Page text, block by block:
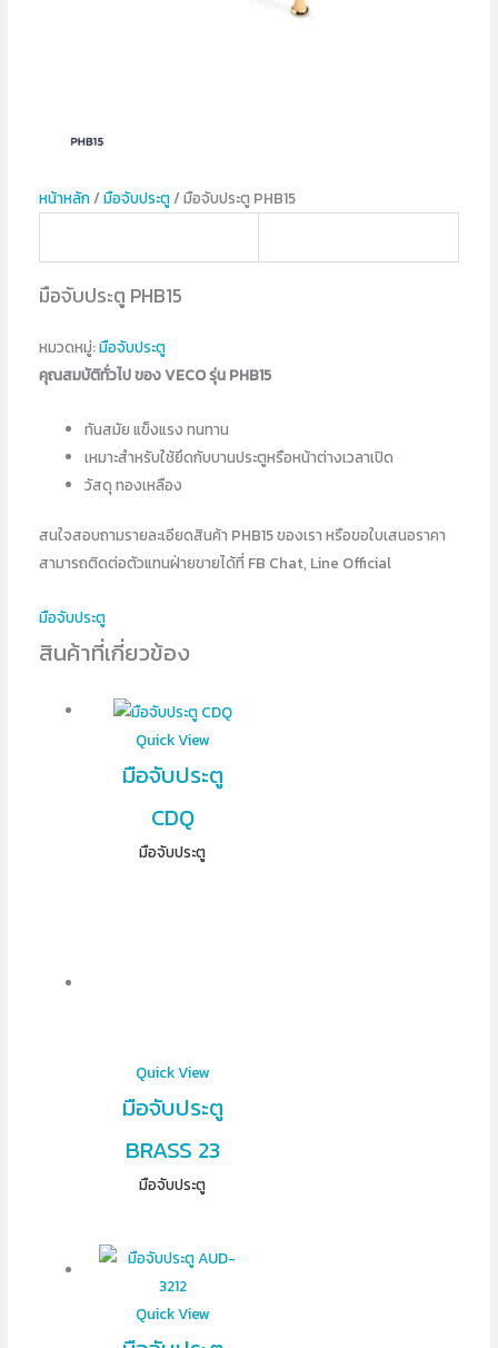
หน้าหลัก/ มือจับประตู/ มือจับประตู PHB15
มือจับประตู PHB15
หมวดหมู่:มือจับประตู
คุณสมบัติทั่วไป ของ VECO รุ่น PHB15
ทันสมัย แข็งแรง ทนทาน
เหมาะสำหรับใช้ยึดกับบานประตูหรือหน้าต่างเวลาเปิด
วัสดุ ทองเหลือง
สนใจสอบถามรายละเอียดสินค้า PHB15 ของเรา หรือขอใบเสนอราคา
สามารถติดต่อตัวแทนฝ่ายขายได้ที่ FB Chat, Line Official
มือจับประตู
สินค้าที่เกี่ยวข้อง
Quick View
มือจับประตู
CDQ
มือจับประตู
Quick View
มือจับประตู
BRASS 23
มือจับประตู
Quick View